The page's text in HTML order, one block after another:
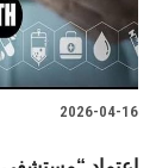
2026-04-16